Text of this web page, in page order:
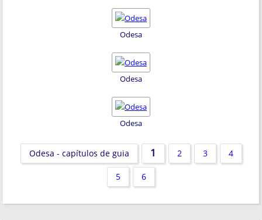
Odesa
Odesa
Odesa
Odesa - capítulos de guia 1 2 3 4
5 6